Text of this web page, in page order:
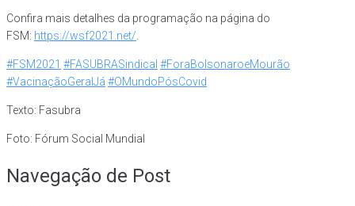
Confira mais detalhes da programação na página do
FSM: https://wsf2021.net/
#FSM2021 #FASUBRASindical #ForaBolsonaroeMourão
#VacinaçãoGeralJá #OMundoPósCovid
Texto: Fasubra
Foto: Fórum Social Mundial
Navegação de Post